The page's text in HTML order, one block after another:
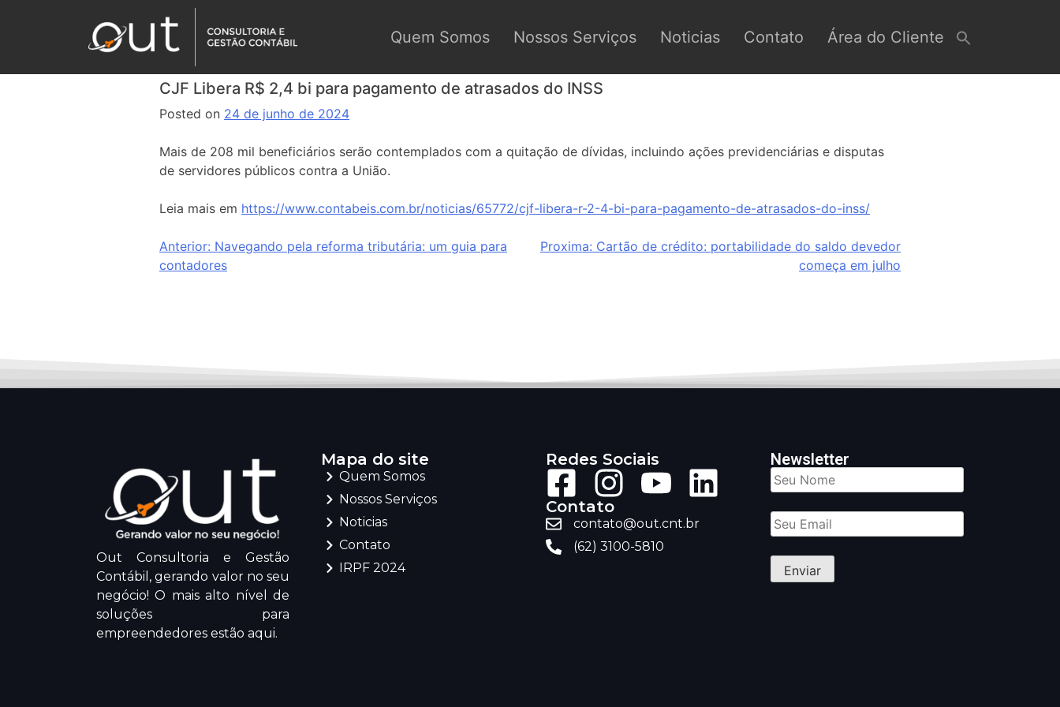
Quem Somos Nossos Serviços Noticias Contato Área do Cliente
CJF Libera R$ 2,4 bi para pagamento de atrasados do INSS
Posted on 24 de junho de 2024
Mais de 208 mil beneficiários serão contemplados com a quitação de dívidas, incluindo ações previdenciárias e disputas
de servidores públicos contra a União.
Leia mais em https://www.contabeis.com.br/noticias/65772/cjf-libera-r-2-4-bi-para-pagamento-de-atrasados-do-inss/
Anterior: Navegando pela reforma tributária: um guia para
contadores
Proxima: Cartão de crédito: portabilidade do saldo devedor
começa em julho
Out Consultoria e Gestão
Contábil, gerando valor no seu
negócio! O mais alto nível de
soluções para
empreendedores estão aqui.
Mapa do site
Quem Somos
Nossos Serviços
Noticias
Contato
IRPF 2024
Redes Sociais
Contato
contato@out.cnt.br
(62) 3100-5810
Newsletter